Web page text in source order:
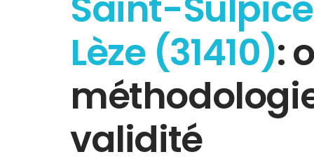
Lèze (31410):
validité